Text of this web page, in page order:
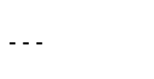
---